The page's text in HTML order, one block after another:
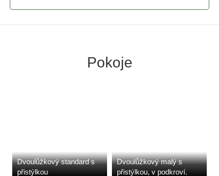
Pokoje
Dvoulůžkový standard s
přistýlkou
Dvoulůžkový malý s
přistýlkou, v podkroví.